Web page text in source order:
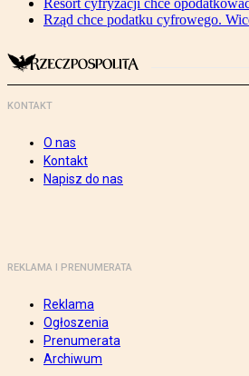
Resort cyfryzacji chce
Rząd chce podatku cyfrowego.
KONTAKT
O nas
Kontakt
Napisz do nas
REKLAMA I PRENUMERATA
Reklama
Ogłoszenia
Prenumerata
Archiwum